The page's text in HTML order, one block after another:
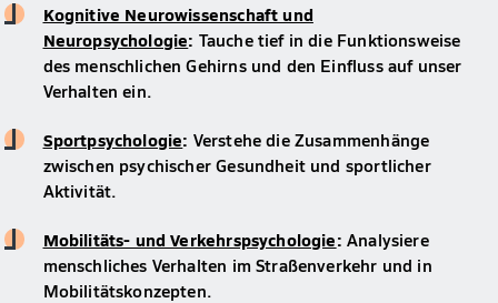
Kognitive Neurowissenschaft und
Neuropsychologie: Tauche tief in die Funktionsweise
des menschlichen Gehirns und den Einfluss auf unser
Verhalten ein.
Sportpsychologie: Verstehe die Zusammenhänge
zwischen psychischer Gesundheit und sportlicher
Aktivität.
Mobilitäts- und Verkehrspsychologie: Analysiere
menschliches Verhalten im Straßenverkehr und in
Mobilitätskonzepten.